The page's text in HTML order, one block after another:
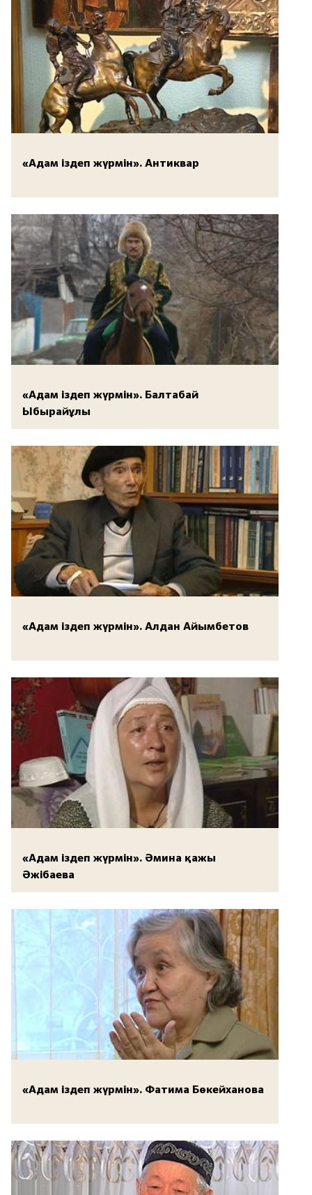
«Адам іздеп жүрмін». Антиквар
«Адам іздеп жүрмін». Балтабай
Ыбырайұлы
«Адам іздеп жүрмін». Алдан Айымбетов
«Адам іздеп жүрмін». Әмина қажы
Әжібаева
«Адам іздеп жүрмін». Фатима Бөкейханова